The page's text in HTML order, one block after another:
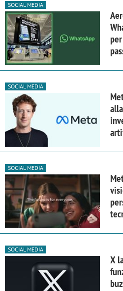
SOCIAL MEDIA
SOCIAL MEDIA
SOCIAL MEDIA
SOCIAL MEDIA
X